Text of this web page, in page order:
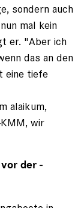
sondern auch
mal kein
er. "Aber ich
das an den
eine tiefe
alaikum,
wir
vor der